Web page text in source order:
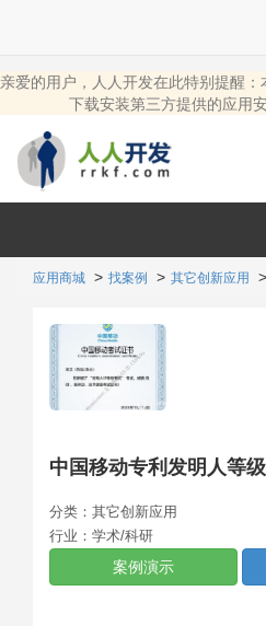
亲爱的用户，人人开发在此特别提醒：
下载安装第三方提供的应用
应用商城 找案例 其它创新应用
中国移动专利发明人等
分类： 其它创新应用
行业： 学术/科研
案例演示